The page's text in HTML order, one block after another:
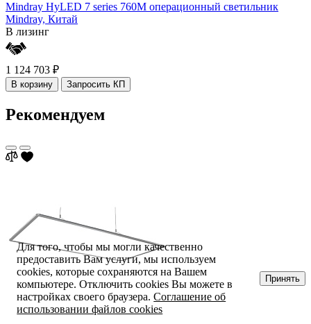
Mindray HyLED 7 series 760M операционный светильник
Mindray, Китай
В лизинг
1 124 703 ₽
В корзину Запросить КП
Рекомендуем
Для того, чтобы мы могли качественно
предоставить Вам услуги, мы используем
cookies, которые сохраняются на Вашем
компьютере. Отключить cookies Вы можете в
настройках своего браузера.Соглашение об
использовании файлов cookies
Принять